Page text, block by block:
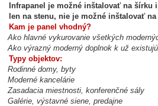
Infrapanel je možné inštalovať na šírku
len na stenu, nie je možné inštalovať na
Kam je panel vhodný?
Ako hlavné vykurovanie všetkých
Ako výrazný moderný doplnok k už
Typy objektov:
Rodinné domy, byty
Moderné kancelárie
Zasadacia miestnosti, konferenčné sály
Galérie, výstavné siene, predajne